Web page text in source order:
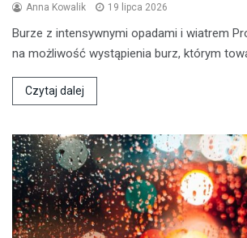
Anna Kowalik 19 lipca 2026
Burze z intensywnymi opadami i wiatrem
na możliwość wystąpienia burz, którym
Czytaj dalej